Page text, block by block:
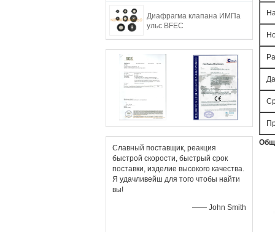
Диафрагма клапана ИМПа
ульс BFEC
Славный поставщик, реакция
быстрой скорости, быстрый срок
поставки, изделие высокого качества.
Я удачливейш для того чтобы найти
вы!
—— John Smith